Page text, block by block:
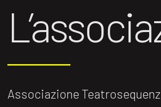
Associazione